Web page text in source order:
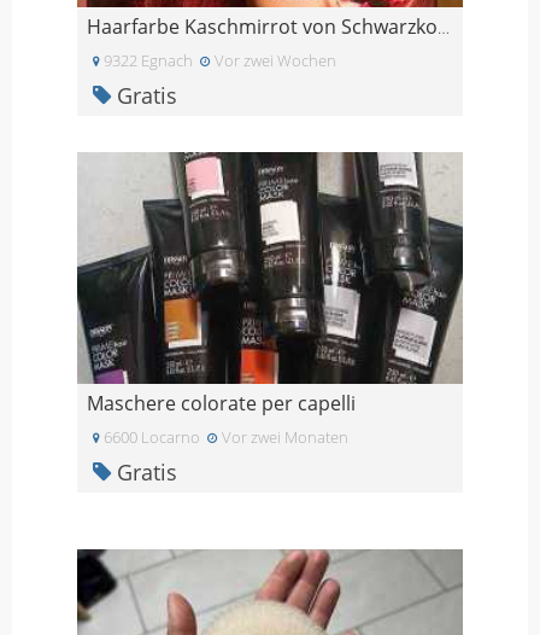
Haarfarbe Kaschmirrot von Schwarzkopf
9322 Egnach Vor zwei Wochen
Gratis
Maschere colorate per capelli
6600 Locarno Vor zwei Monaten
Gratis